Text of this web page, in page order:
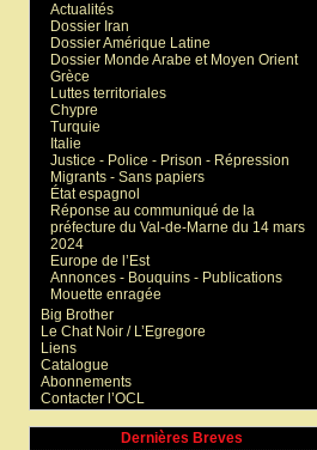
Actualités
Dossier Iran
Dossier Amérique Latine
Dossier Monde Arabe et Moyen Orient
Grèce
Luttes territoriales
Chypre
Turquie
Italie
Justice - Police - Prison - Répression
Migrants - Sans papiers
État espagnol
Réponse au communiqué de la
préfecture du Val-de-Marne du 14 mars
2024
Europe de l’Est
Annonces - Bouquins - Publications
Mouette enragée
Big Brother
Le Chat Noir / L’Egregore
Liens
Catalogue
Abonnements
Contacter l’OCL
Dernières Breves